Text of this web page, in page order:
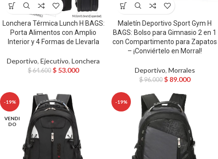
Lonchera Térmica Lunch H BAGS:
Porta Alimentos con Amplio
Interior y 4 Formas de Llevarla
Deportivo, Ejecutivo, Lonchera
$64.600 $ 53.000
Maletín Deportivo Sport Gym H
BAGS: Bolso para Gimnasio 2 en 1
con Compartimento para Zapatos
– ¡Conviértelo en Morral!
Deportivo, Morrales
$96.000 $ 89.000
-19%
VENDI
DO
-19%